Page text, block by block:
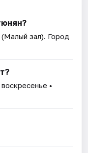
зал). Город
воскресенье •